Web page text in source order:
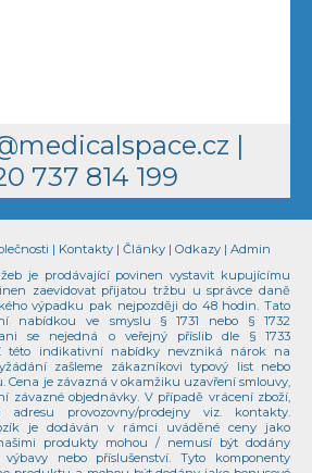
|
737 814 199
| Kontakty | Články | Odkazy | Admin
je prodávající povinen vystavit kupujícímu
zaevidovat přijatou tržbu u správce daně
výpadku pak nejpozději do 48 hodin. Tato
nabídkou ve smyslu § 1731 nebo § 1732
se nejedná o veřejný příslib dle § 1733
této indikativní nabídky nevzniká nárok na
zašleme zákazníkovi typový list nebo
Cena je závazná v okamžiku uzavření smlouvy,
závazné objednávky. V případě vrácení zboží,
provozovny/prodejny viz. kontakty.
je dodáván v rámci uváděné ceny jako
produkty mohou / nemusí být dodány
nebo příslušenství. Tyto komponenty